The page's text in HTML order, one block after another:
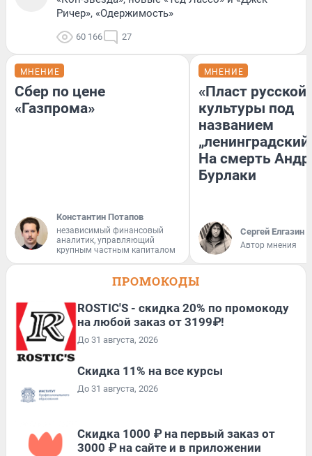
Ричер», «Одержимость»
60 166 27
МНЕНИЕ
Сбер по цене
«Газпрома»
Константин Потапов
независимый финансовый
аналитик, управляющий
крупным частным капиталом
МНЕНИЕ
«Пласт русской
культуры под
названием
На смерть
Бурлаки
Сергей Елгазин
Автор мнения
ПРОМОКОДЫ
ROSTIC'S - скидка 20% по промокоду
на любой заказ от 3199₽!
До 31 августа, 2026
Скидка 11% на все курсы
До 31 августа, 2026
Скидка 1000 ₽ на первый заказ от
3000 ₽ на сайте и в приложении